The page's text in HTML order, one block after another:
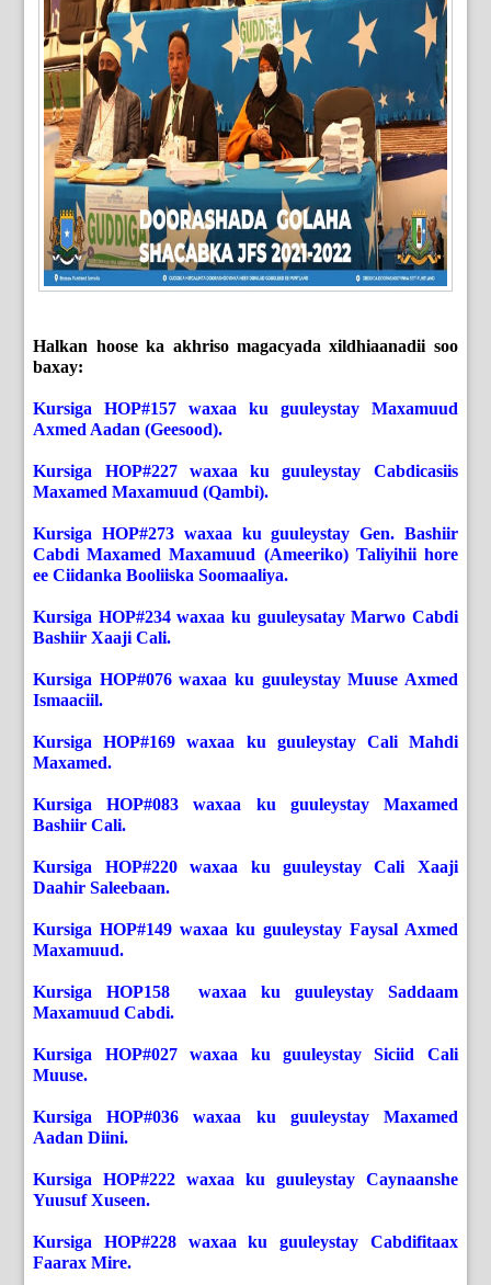
Halkan hoose ka akhriso magacyada xildhiaanadii soo
baxay:
Kursiga HOP#157 waxaa ku guuleystay Maxamuud
Axmed Aadan (Geesood).
Kursiga HOP#227 waxaa ku guuleystay Cabdicasiis
Maxamed Maxamuud (Qambi).
Kursiga HOP#273 waxaa ku guuleystay Gen. Bashiir
Cabdi Maxamed Maxamuud (Ameeriko) Taliyihii hore
ee Ciidanka Booliiska Soomaaliya.
Kursiga HOP#234 waxaa ku guuleysatay Marwo Cabdi
Bashiir Xaaji Cali.
Kursiga HOP#076 waxaa ku guuleystay Muuse Axmed
Ismaaciil.
Kursiga HOP#169 waxaa ku guuleystay Cali Mahdi
Maxamed.
Kursiga HOP#083 waxaa ku guuleystay Maxamed
Bashiir Cali.
Kursiga HOP#220 waxaa ku guuleystay Cali Xaaji
Daahir Saleebaan.
Kursiga HOP#149 waxaa ku guuleystay Faysal Axmed
Maxamuud.
Kursiga HOP158 waxaa ku guuleystay Saddaam
Maxamuud Cabdi.
Kursiga HOP#027 waxaa ku guuleystay Siciid Cali
Muuse.
Kursiga HOP#036 waxaa ku guuleystay Maxamed
Aadan Diini.
Kursiga HOP#222 waxaa ku guuleystay Caynaanshe
Yuusuf Xuseen.
Kursiga HOP#228 waxaa ku guuleystay Cabdifitaax
Faarax Mire.